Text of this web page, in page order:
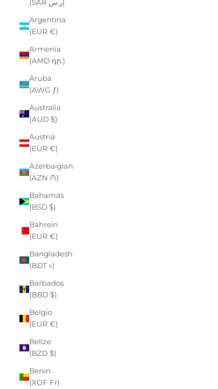
(SAR ر.س)
Argentina
(EUR €)
Armenia
(AMD դր.)
Aruba
(AWG ƒ)
Australia
(AUD $)
Austria
(EUR €)
Azerbaigian
(AZN ₼)
Bahamas
(BSD $)
Bahrein
(EUR €)
Bangladesh
(BDT ৳)
Barbados
(BBD $)
Belgio
(EUR €)
Belize
(BZD $)
Benin
(XOF Fr)